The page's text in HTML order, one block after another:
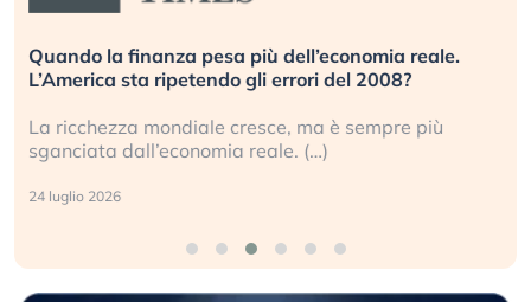
Quando la finanza pesa più dell’economia reale.
L’America sta ripetendo gli errori del 2008?
La ricchezza mondiale cresce, ma è sempre più
sganciata dall’economia reale. (…)
24 luglio 2026